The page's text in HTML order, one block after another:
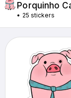
Porquinho
• 25 stickers